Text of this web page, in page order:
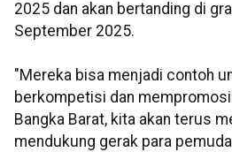
2025 dan akan bertanding di
September 2025.
"Mereka bisa menjadi contoh
berkompetisi dan
Bangka Barat, kita akan terus
mendukung gerak para